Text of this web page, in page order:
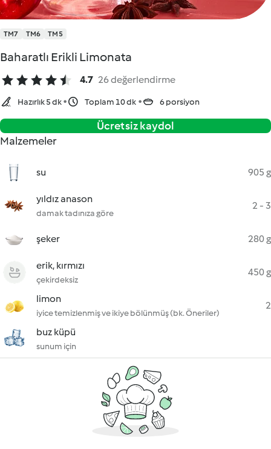
TM7 TM6 TM5
Baharatlı Erikli Limonata
4.7 26 değerlendirme
Hazırlık 5 dk Toplam 10 dk 6 porsiyon
Ücretsiz kaydol
Malzemeler
su 905 g
yıldız anason
damak tadınıza göre
2 - 3
şeker 280 g
erik, kırmızı
çekirdeksiz
450 g
limon
iyice temizlenmiş ve ikiye bölünmüş (bk. Öneriler)
2
buz küpü
sunum için